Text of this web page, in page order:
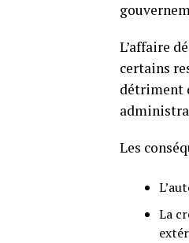
L’affaire
certains
détriment
Les
La